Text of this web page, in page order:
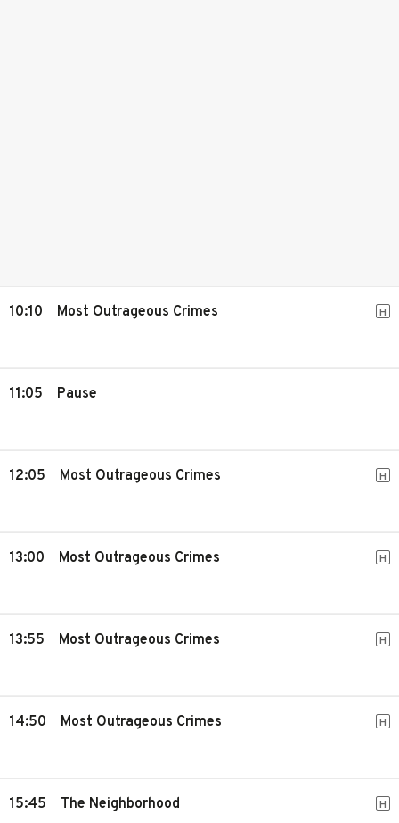
10:10 Most Outrageous Crimes H
11:05 Pause
12:05 Most Outrageous Crimes H
13:00 Most Outrageous Crimes H
13:55 Most Outrageous Crimes H
14:50 Most Outrageous Crimes H
15:45 The Neighborhood H